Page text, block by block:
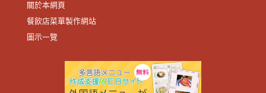
關於本網頁
餐飲店菜單製作網站
圖示一覽